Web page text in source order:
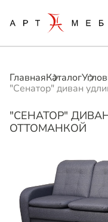
ГлавнаяКаталог
"Сенатор" диван
"СЕНАТОР"
ОТТОМАНКОЙ